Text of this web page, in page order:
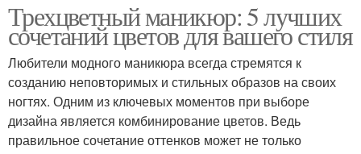
Трехцветный маникюр: 5 лучших
сочетаний цветов для вашего стиля
Любители модного маникюра всегда стремятся к
созданию неповторимых и стильных образов на своих
ногтях. Одним из ключевых моментов при выборе
дизайна является комбинирование цветов. Ведь
правильное сочетание оттенков может не только